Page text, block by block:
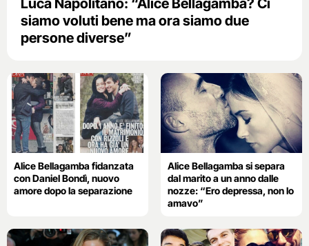
Luca Napolitano: “Alice Bellagamba? Ci
siamo voluti bene ma ora siamo due
persone diverse”
Alice Bellagamba fidanzata
con Daniel Bondì, nuovo
amore dopo la separazione
Alice Bellagamba si separa
dal marito a un anno dalle
nozze: “Ero depressa, non lo
amavo”